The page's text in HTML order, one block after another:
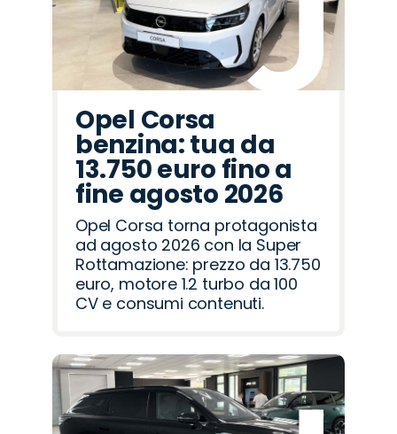
Opel Corsa
benzina: tua da
13.750 euro fino a
fine agosto 2026
Opel Corsa torna protagonista
ad agosto 2026 con la Super
Rottamazione: prezzo da 13.750
euro, motore 1.2 turbo da 100
CV e consumi contenuti.